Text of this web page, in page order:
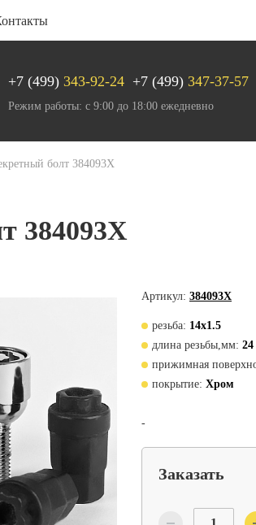
+7 (499) 343-92-24 +7 (499) 347-37-57
Режим работы: с 9:00 до 18:00 ежедневно
болт 384093X
384093X
Артикул: 384093X
резьба: 14х1.5
длина резьбы,мм: 24
прижимная
покрытие: Хром
-
Заказать